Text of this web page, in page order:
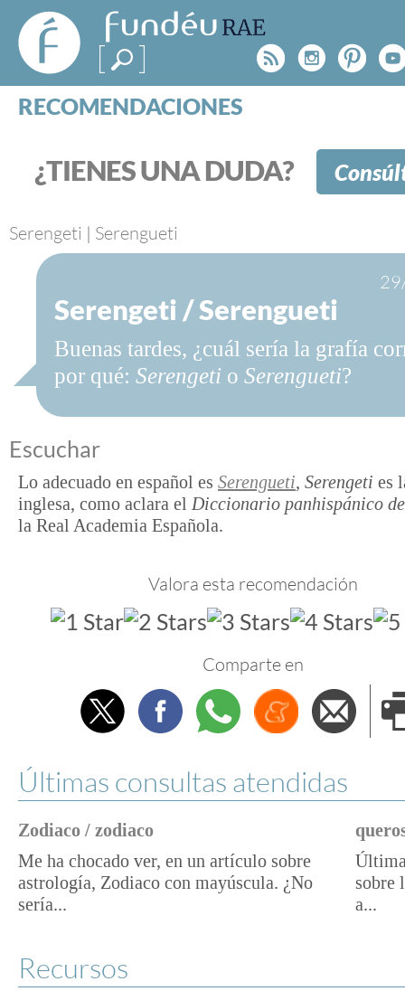
FundéuRAE
- Fundación
del Español
Urgente
Rss
RECOMENDACIONES
CATEGORÍAS
ESPECIALES
BLOG
NOTICIAS
SOBRE LA FUNDÉURAE
FundéuRAE es una fundación patrocinada por la
y la Real Academia Española, cuyo objetivo es
el buen uso del español en los medios de
Internet.
¿TIENES UNA DUDA?
Serengeti | Serengueti
Serengeti / Serengueti
Buenas tardes, ¿cuál sería la grafía
por qué: Serengeti o Serengueti?
Escuchar
Lo adecuado en español es Serengueti, Serengeti es
inglesa, como aclara el Diccionario panhispánico
la Real Academia Española.
Valora esta recomendación
Comparte en
TwitterFacebookWhatsappMenéame
Últimas consultas atendidas
Zodiaco / zodiaco
Me ha chocado ver, en un artículo sobre
astrología, Zodiaco con mayúscula. ¿No
sería...
sobre
a...
Recursos